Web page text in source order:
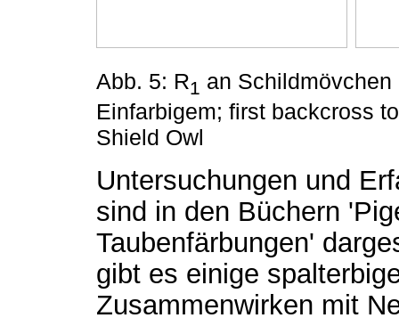
Abb. 5: R1 an
Einfarbigem; first backcross
Shield Owl
Untersuchungen und
sind in den Büchern
Taubenfärbungen'
gibt es einige
Zusammenwirken mit